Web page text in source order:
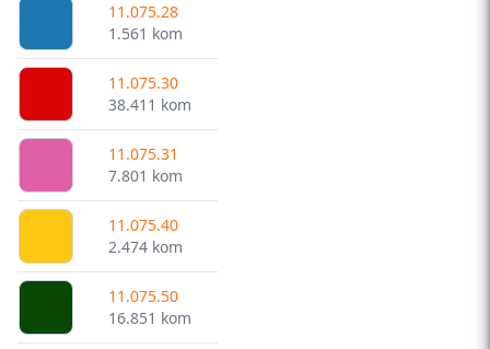
11.075.28
1.561 kom
11.075.30
38.411 kom
11.075.31
7.801 kom
11.075.40
2.474 kom
11.075.50
16.851 kom